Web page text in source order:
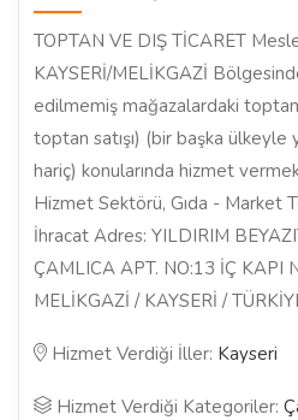
TOPTAN VE DIŞ TİCARET
KAYSERİ/MELİKGAZİ
edilmemiş mağazalardaki
toptan satışı) (bir başka
hariç) konularında hizmet
Hizmet Sektörü, Gıda - Market
İhracat Adres: YILDIRIM
ÇAMLICA APT. NO:13 İÇ KAPI
MELİKGAZİ / KAYSERİ /
Hizmet Verdiği İller: Kayseri
Hizmet Verdiği Kategoriler: